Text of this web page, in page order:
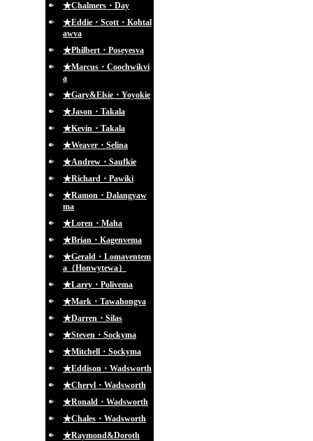
★Chalmers・Day
★Eddie・Scott・Kohtal
awva
★Philbert・Poseyesva
★Marcus・Coochwikvi
a
★Gary&Elsie・Yoyokie
★Jason・Takala
★Kevin・Takala
★Weaver・Selina
★Andrew・Saufkie
★Richard・Pawiki
★Ramon・Dalangyaw
ma
★Loren・Maha
★Brian・Kagenvema
★Gerald・Lomaventem
a（Honwytewa）
★Larry・Polivema
★Mark・Tawahongva
★Darren・Silas
★Steven・Sockyma
★Mitchell・Sockyma
★Eddison・Wadsworth
★Cheryl・Wadsworth
★Ronald・Wadsworth
★Chales・Wadsworth
★Raymond&Doroth